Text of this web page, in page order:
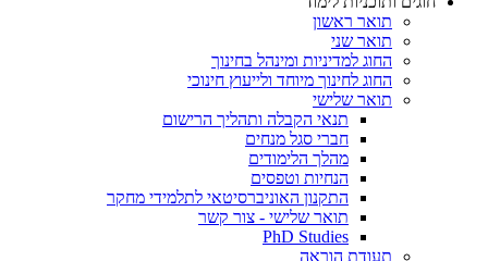
תואר ראשון
תואר שני
החוג למדיניות ומינהל בחינוך
החוג לחינוך מיוחד ולייעוץ חינוכי
תואר שלישי
תנאי הקבלה ותהליך הרישום
חברי סגל מנחים
מהלך הלימודים
הנחיות וטפסים
התקנון האוניברסיטאי לתלמידי מחקר
תואר שלישי - צור קשר
PhD Studies
תעודת הוראה